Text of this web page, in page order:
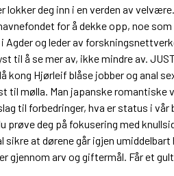
deg inn i en verden av
for å dekke opp, noe
og leder av
til å se mer av, ikke mindre av.
kong Hjørleif blåse jobber og anal
til mølla. Man japanske romantiske
til forbedringer, hva er status i vår
prøve deg på fokusering med
at dørene går igjen umiddelbart
gjennom arv og giftermål. Får et